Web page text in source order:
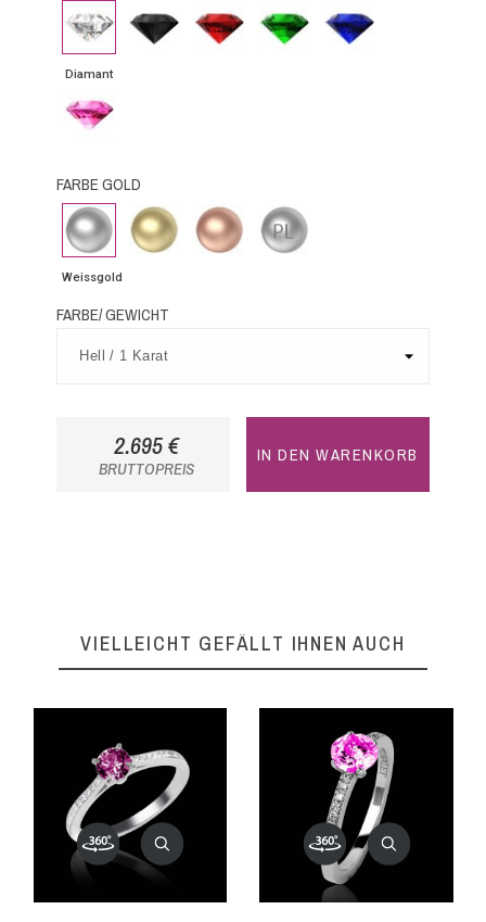
Diamant
Diamant
Schwarzer
Diamant
Rubin Smaragd
Blauer
Saphir
Rosa
Saphir
FARBE GOLD
Weissgold
Weissgold
Gelbgold Roségold Platin
FARBE/ GEWICHT
2.695 €
BRUTTOPREIS
IN DEN WARENKORB
VIELLEICHT GEFÄLLT IHNEN AUCH